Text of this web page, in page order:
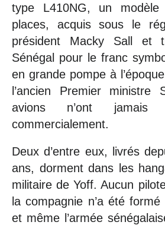
type L410NG, un
places, acquis sous le
président Macky Sall et
Sénégal pour le franc
en grande pompe à
l’ancien Premier ministre
avions n’ont jamais
commercialement.
Deux d’entre eux, livrés
ans, dorment dans les
militaire de Yoff. Aucun
la compagnie n’a été
et même l’armée